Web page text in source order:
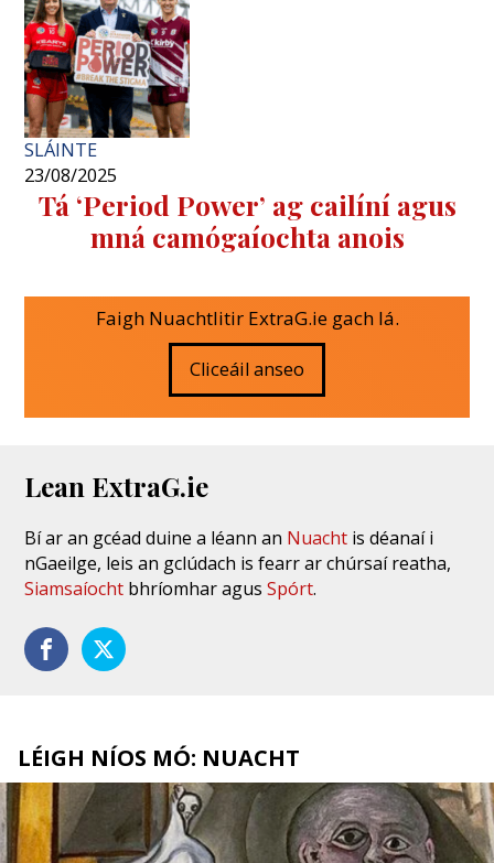
SLÁINTE
23/08/2025
Tá ‘Period Power’ ag cailíní agus
mná camógaíochta anois
Faigh Nuachtlitir ExtraG.ie gach lá.
Cliceáil anseo
Lean ExtraG.ie
Bí ar an gcéad duine a léann an Nuacht is déanaí i
nGaeilge, leis an gclúdach is fearr ar chúrsaí reatha,
Siamsaíocht bhríomhar agusSpórt.
LÉIGH NÍOS MÓ: NUACHT